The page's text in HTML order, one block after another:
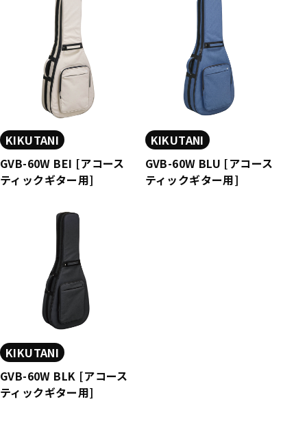
KIKUTANI
GVB-60W BEI [アコース
ティックギター用]
KIKUTANI
GVB-60W BLU [アコース
ティックギター用]
KIKUTANI
GVB-60W BLK [アコース
ティックギター用]